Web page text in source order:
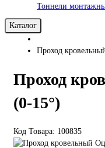
Тоннели
Каталог
Проход
Проход
(0-15°)
Код Товара: 100835